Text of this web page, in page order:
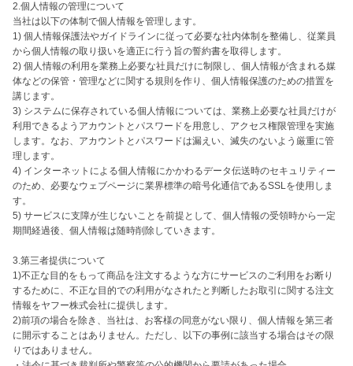
2.個人情報の管理について
当社は以下の体制で個人情報を管理します。
1) 個人情報保護法やガイドラインに従って必要な社内体制を整備し、従業員
から個人情報の取り扱いを適正に行う旨の誓約書を取得します。
2) 個人情報の利用を業務上必要な社員だけに制限し、個人情報が含まれる媒
体などの保管・管理などに関する規則を作り、個人情報保護のための措置を
講じます。
3) システムに保存されている個人情報については、業務上必要な社員だけが
利用できるようアカウントとパスワードを用意し、アクセス権限管理を実施
します。なお、アカウントとパスワードは漏えい、滅失のないよう厳重に管
理します。
4) インターネットによる個人情報にかかわるデータ伝送時のセキュリティー
のため、必要なウェブページに業界標準の暗号化通信であるSSLを使用しま
す。
5) サービスに支障が生じないことを前提として、個人情報の受領時から一定
期間経過後、個人情報は随時削除していきます。
3.第三者提供について
1)不正な目的をもって商品を注文するような方にサービスのご利用をお断り
するために、不正な目的での利用がなされたと判断したお取引に関する注文
情報をヤフー株式会社に提供します。
2)前項の場合を除き、当社は、お客様の同意がない限り、個人情報を第三者
に開示することはありません。ただし、以下の事例に該当する場合はその限
りではありません。